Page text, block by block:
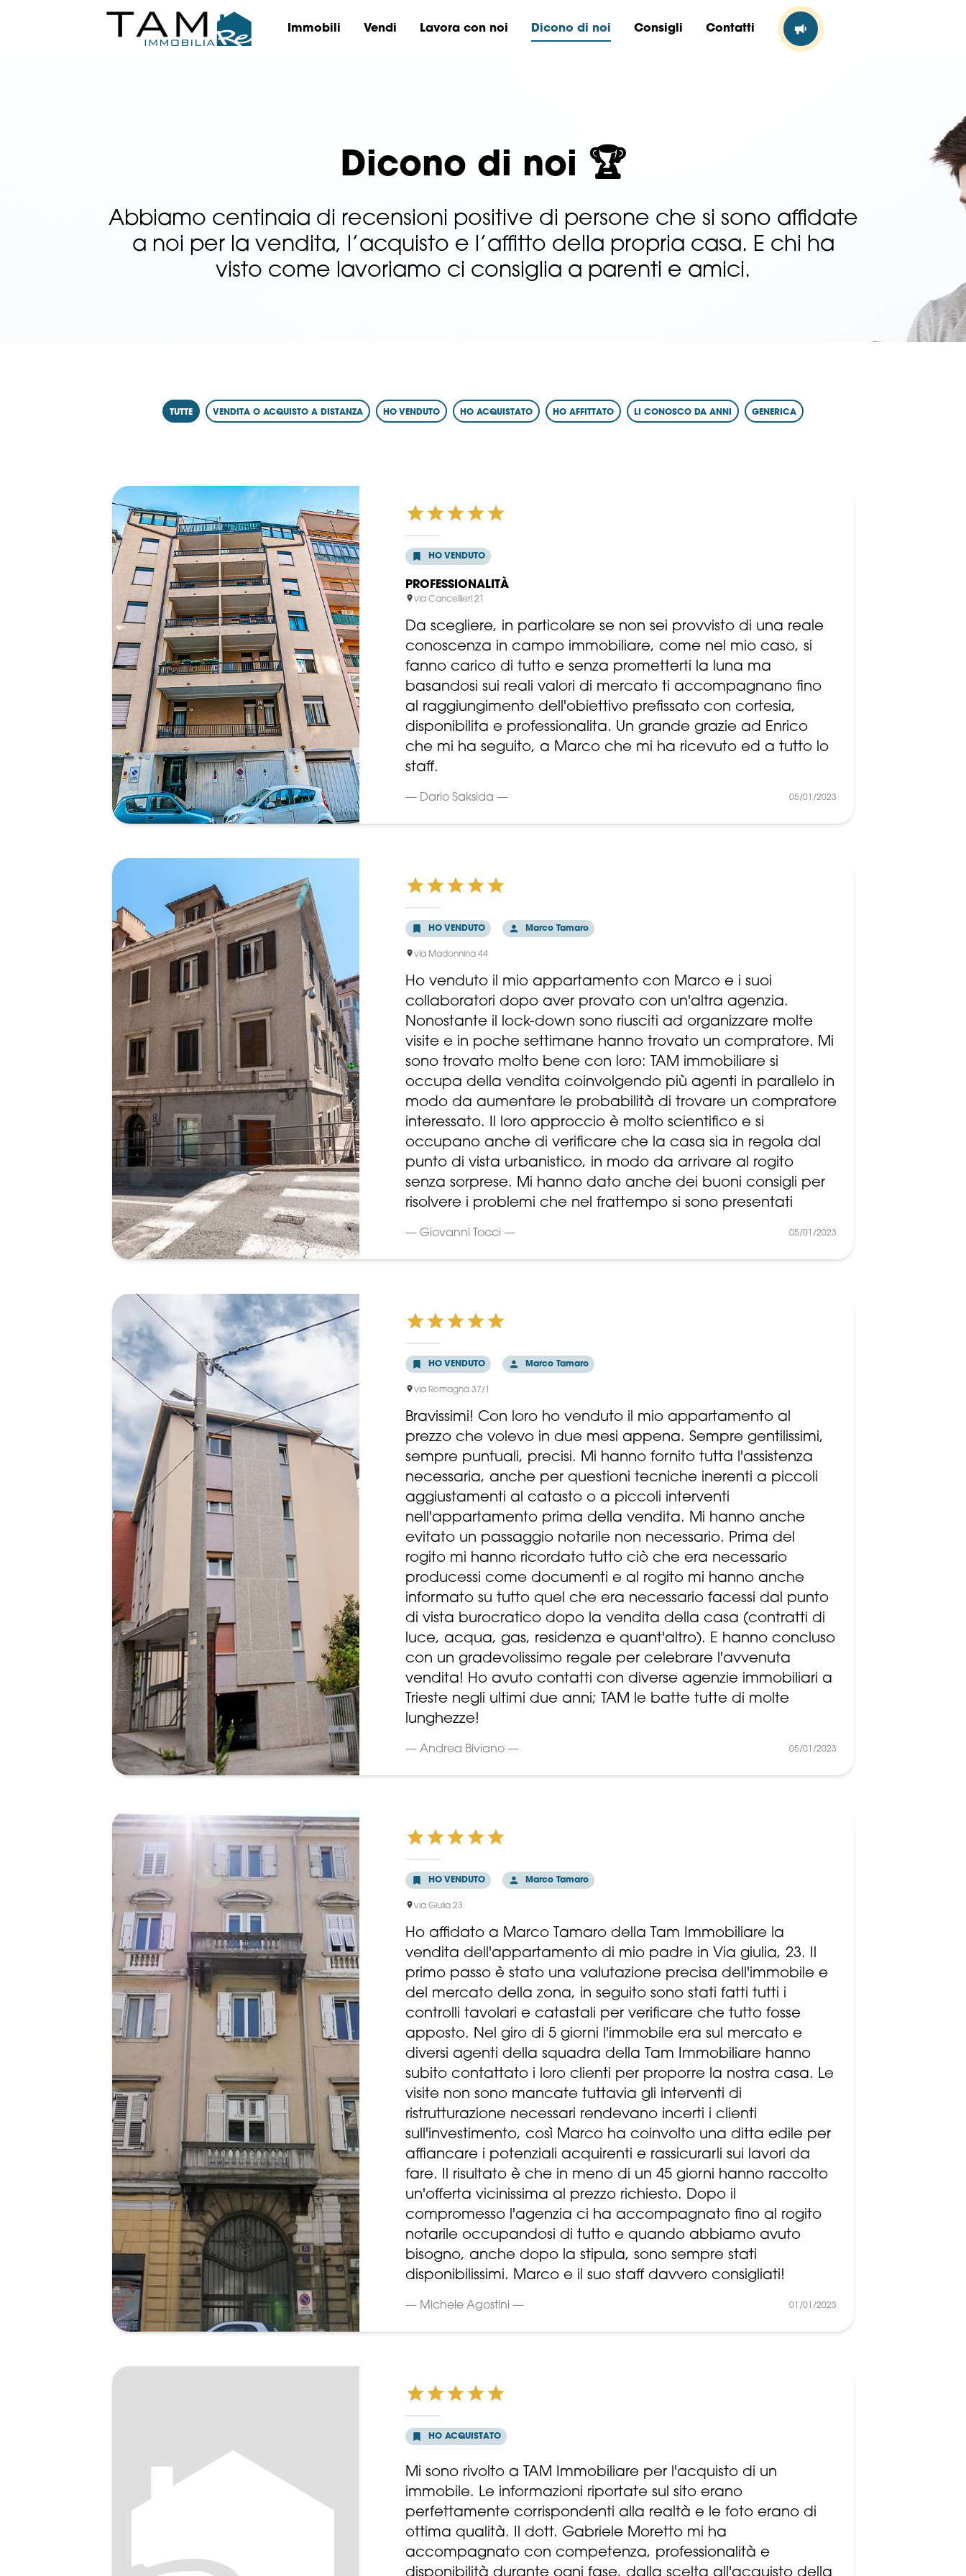
Immobili Vendi Lavora con noi Dicono di noi Consigli Contatti
Dicono di noi 🏆
Abbiamo centinaia di recensioni positive di persone che si sono affidate
a noi per la vendita, l’acquisto e l’affitto della propria casa. E chi ha
visto come lavoriamo ci consiglia a parenti e amici.
TUTTE VENDITA O ACQUISTO A DISTANZA HO VENDUTO HO ACQUISTATO HO AFFITTATO LI CONOSCO DA ANNI GENERICA
HO VENDUTO
PROFESSIONALITÀ
via Cancellieri 21
Da scegliere, in particolare se non sei provvisto di una reale
conoscenza in campo immobiliare, come nel mio caso, si
fanno carico di tutto e senza prometterti la luna ma
basandosi sui reali valori di mercato ti accompagnano fino
al raggiungimento dell'obiettivo prefissato con cortesia,
disponibilita e professionalita. Un grande grazie ad Enrico
che mi ha seguito, a Marco che mi ha ricevuto ed a tutto lo
staff.
— Dario Saksida — 05/01/2023
HO VENDUTO Marco Tamaro
via Madonnina 44
Ho venduto il mio appartamento con Marco e i suoi
collaboratori dopo aver provato con un'altra agenzia.
Nonostante il lock-down sono riusciti ad organizzare molte
visite e in poche settimane hanno trovato un compratore. Mi
sono trovato molto bene con loro: TAM immobiliare si
occupa della vendita coinvolgendo più agenti in parallelo in
modo da aumentare le probabilità di trovare un compratore
interessato. Il loro approccio è molto scientifico e si
occupano anche di verificare che la casa sia in regola dal
punto di vista urbanistico, in modo da arrivare al rogito
senza sorprese. Mi hanno dato anche dei buoni consigli per
risolvere i problemi che nel frattempo si sono presentati
— Giovanni Tocci — 05/01/2023
HO VENDUTO Marco Tamaro
via Romagna 37/1
Bravissimi! Con loro ho venduto il mio appartamento al
prezzo che volevo in due mesi appena. Sempre gentilissimi,
sempre puntuali, precisi. Mi hanno fornito tutta l'assistenza
necessaria, anche per questioni tecniche inerenti a piccoli
aggiustamenti al catasto o a piccoli interventi
nell'appartamento prima della vendita. Mi hanno anche
evitato un passaggio notarile non necessario. Prima del
rogito mi hanno ricordato tutto ciò che era necessario
producessi come documenti e al rogito mi hanno anche
informato su tutto quel che era necessario facessi dal punto
di vista burocratico dopo la vendita della casa (contratti di
luce, acqua, gas, residenza e quant'altro). E hanno concluso
con un gradevolissimo regale per celebrare l'avvenuta
vendita! Ho avuto contatti con diverse agenzie immobiliari a
Trieste negli ultimi due anni; TAM le batte tutte di molte
lunghezze!
— Andrea Biviano — 05/01/2023
HO VENDUTO Marco Tamaro
via Giulia 23
Ho affidato a Marco Tamaro della Tam Immobiliare la
vendita dell'appartamento di mio padre in Via giulia, 23. Il
primo passo è stato una valutazione precisa dell'immobile e
del mercato della zona, in seguito sono stati fatti tutti i
controlli tavolari e catastali per verificare che tutto fosse
apposto. Nel giro di 5 giorni l'immobile era sul mercato e
diversi agenti della squadra della Tam Immobiliare hanno
subito contattato i loro clienti per proporre la nostra casa. Le
visite non sono mancate tuttavia gli interventi di
ristrutturazione necessari rendevano incerti i clienti
sull'investimento, così Marco ha coinvolto una ditta edile per
affiancare i potenziali acquirenti e rassicurarli sui lavori da
fare. Il risultato è che in meno di un 45 giorni hanno raccolto
un'offerta vicinissima al prezzo richiesto. Dopo il
compromesso l'agenzia ci ha accompagnato fino al rogito
notarile occupandosi di tutto e quando abbiamo avuto
bisogno, anche dopo la stipula, sono sempre stati
disponibilissimi. Marco e il suo staff davvero consigliati!
— Michele Agostini — 01/01/2023
HO ACQUISTATO
Mi sono rivolto a TAM Immobiliare per l'acquisto di un
immobile. Le informazioni riportate sul sito erano
perfettamente corrispondenti alla realtà e le foto erano di
ottima qualità. Il dott. Gabriele Moretto mi ha
accompagnato con competenza, professionalità e
disponibilità durante ogni fase, dalla scelta all'acquisto della